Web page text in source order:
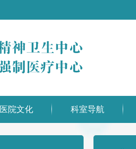
医院文化 科室导航